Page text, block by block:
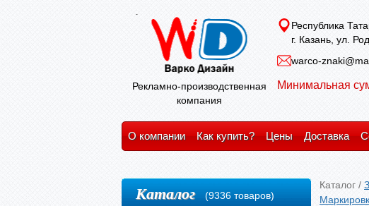
Рекламно-производственная
компания
Республика
г. Казань, ул.
warco-
Минимальная
О компании Как купить? Цены Доставка
Каталог /
Каталог (9336 товаров)